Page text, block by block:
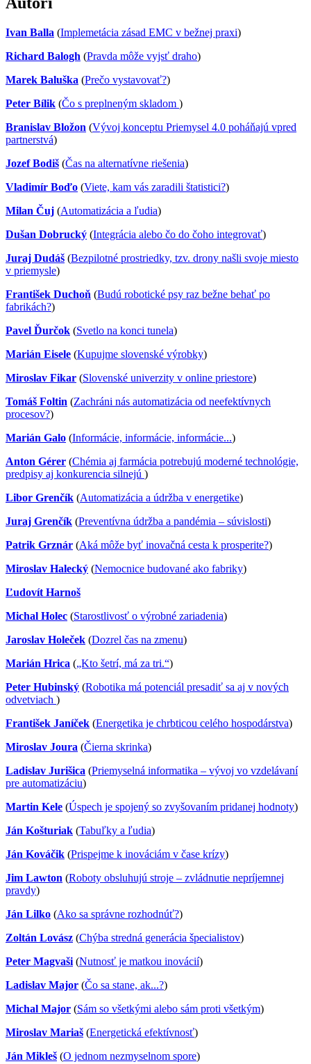
Ivan Balla (Implemetácia zásad EMC v bežnej praxi)
Richard Balogh (Pravda môže vyjsť draho)
Marek Baluška (Prečo vystavovať?)
Peter Bílik (Čo s preplneným skladom )
Branislav Bložon (Vývoj konceptu Priemysel 4.0 poháňajú vpred
partnerstvá)
Jozef Bodiš (Čas na alternatívne riešenia)
Vladimír Boďo (Viete, kam vás zaradili štatistici?)
Milan Čuj (Automatizácia a ľudia)
Dušan Dobrucký (Integrácia alebo čo do čoho integrovať)
Juraj Dudáš (Bezpilotné prostriedky, tzv. drony našli svoje miesto
v priemysle)
František Duchoň (Budú robotické psy raz bežne behať po
fabrikách?)
Pavel Ďurčok (Svetlo na konci tunela)
Marián Eisele (Kupujme slovenské výrobky)
Miroslav Fikar (Slovenské univerzity v online priestore)
Tomáš Foltin (Zachráni nás automatizácia od neefektívnych
procesov?)
Marián Galo (Informácie, informácie, informácie...)
Anton Gérer (Chémia aj farmácia potrebujú moderné technológie,
predpisy aj konkurencia silnejú )
Libor Grenčík (Automatizácia a údržba v energetike)
Juraj Grenčík (Preventívna údržba a pandémia – súvislosti)
Patrik Grznár (Aká môže byť inovačná cesta k prosperite?)
Miroslav Halecký (Nemocnice budované ako fabriky)
Ľudovít Harnoš
Michal Holec (Starostlivosť o výrobné zariadenia)
Jaroslav Holeček (Dozrel čas na zmenu)
Marián Hrica („Kto šetrí, má za tri.“)
Peter Hubinský (Robotika má potenciál presadiť sa aj v nových
odvetviach )
František Janíček (Energetika je chrbticou celého hospodárstva)
Miroslav Joura (Čierna skrinka)
Ladislav Jurišica (Priemyselná informatika – vývoj vo vzdelávaní
pre automatizáciu)
Martin Kele (Úspech je spojený so zvyšovaním pridanej hodnoty)
Ján Košturiak (Tabuľky a ľudia)
Ján Kováčik (Prispejme k inováciám v čase krízy)
Jim Lawton (Roboty obsluhujú stroje – zvládnutie nepríjemnej
pravdy)
Ján Lilko (Ako sa správne rozhodnúť?)
Zoltán Lovász (Chýba stredná generácia špecialistov)
Peter Magvaši (Nutnosť je matkou inovácií)
Ladislav Major (Čo sa stane, ak...?)
Michal Major (Sám so všetkými alebo sám proti všetkým)
Miroslav Mariaš (Energetická efektívnosť)
Ján Mikleš (O jednom nezmyselnom spore)